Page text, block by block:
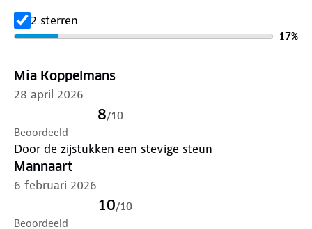
2 sterren
17%
Mia Koppelmans
28 april 2026
8/10
Beoordeeld
Door de zijstukken een stevige steun
Mannaart
6 februari 2026
10/10
Beoordeeld